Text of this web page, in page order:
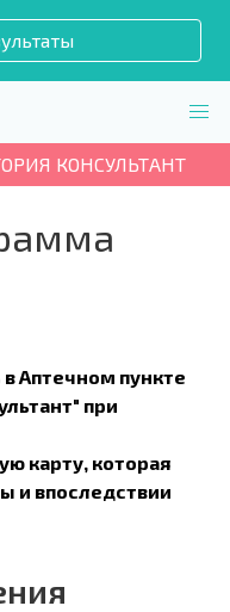
КОНСУЛЬТАНТ
Аптечном пункте
при
карту, которая
и впоследствии